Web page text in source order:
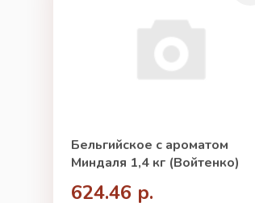
Бельгийское с ароматом
Миндаля 1,4 кг (Войтенко)
624.46 р.